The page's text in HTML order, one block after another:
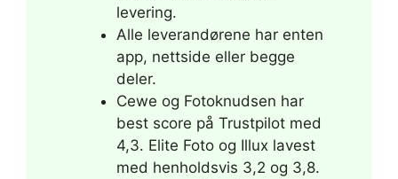
levering.
Alle leverandørene har enten
app, nettside eller begge
deler.
Cewe og Fotoknudsen har
best score på Trustpilot med
4,3. Elite Foto og Illux lavest
med henholdsvis 3,2 og 3,8.